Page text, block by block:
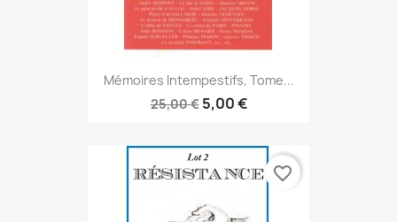
Mémoires Intempestifs, Tome...
25,00 € 5,00 €
favorite_border